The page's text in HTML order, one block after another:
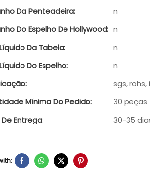
Da Penteadeira:
n
Do Espelho De Hollywood: n
Da Tabela:
n
Do Espelho:
n
sgs, rohs,
Mínima Do Pedido:
30 peças
Entrega:
30-35